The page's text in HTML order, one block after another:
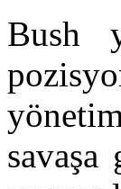
Bush